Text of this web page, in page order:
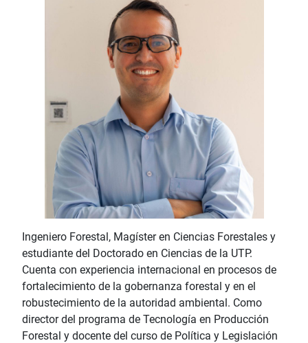
Ingeniero Forestal, Magíster en Ciencias Forestales y
estudiante del Doctorado en Ciencias de la UTP.
Cuenta con experiencia internacional en procesos de
fortalecimiento de la gobernanza forestal y en el
robustecimiento de la autoridad ambiental. Como
director del programa de Tecnología en Producción
Forestal y docente del curso de Política y Legislación